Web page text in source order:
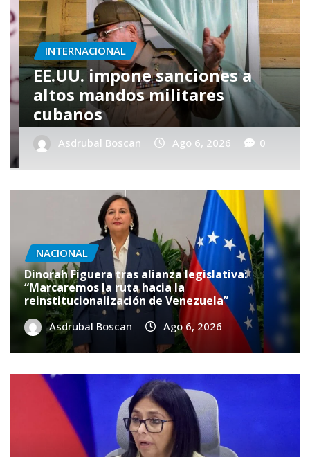
NACIONAL
El chavismo y la oposición
dicen que buscarán solución
pacífica y democrática a la
crisis [+Comunicado]
Asdrubal Boscan Ago 6, 2026 0
NACIONAL
Dinorah Figuera tras alianza legislativa:
“Marcaremos la ruta hacia la
reinstitucionalización de Venezuela”
Asdrubal Boscan Ago 6, 2026